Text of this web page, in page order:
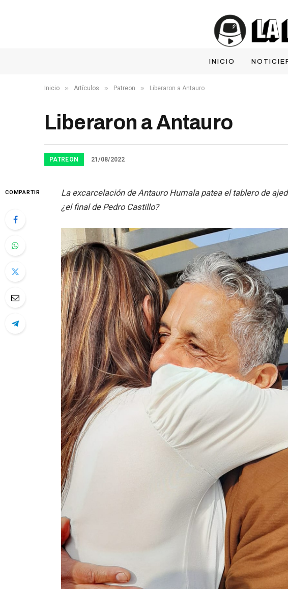
INICIO
Inicio » Artículos » Patreon » Liberaron a Antauro
Liberaron a Antauro
PATREON 21/08/2022
COMPARTIR
La excarcelación de Antauro Humala patea el tablero de
¿el final de Pedro Castillo?